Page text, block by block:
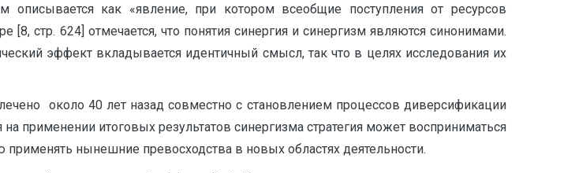
как «явление, при котором всеобщие поступления от ресурсов
стр. 624] отмечается, что понятия синергия и синергизм являются синонимами.
эффект вкладывается идентичный смысл, так что в целях исследования их
около 40 лет назад совместно с становлением процессов диверсификации
применении итоговых результатов синергизма стратегия может восприниматься
нынешние превосходства в новых областях деятельности.